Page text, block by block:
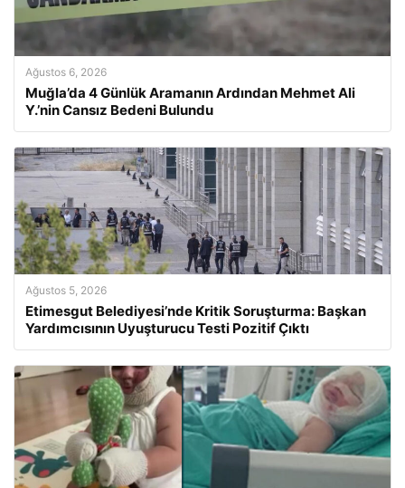
Ağustos 6, 2026
Muğla’da 4 Günlük Aramanın Ardından Mehmet Ali
Y.’nin Cansız Bedeni Bulundu
Ağustos 5, 2026
Etimesgut Belediyesi’nde Kritik Soruşturma: Başkan
Yardımcısının Uyuşturucu Testi Pozitif Çıktı